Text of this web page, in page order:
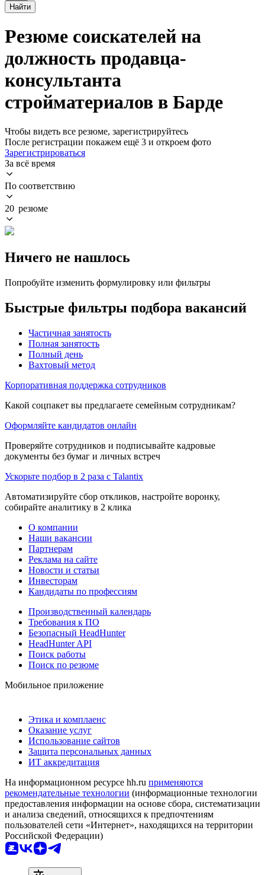
Найти
Резюме соискателей на
должность продавца-
консультанта
стройматериалов в Барде
Чтобы видеть все резюме, зарегистрируйтесь
После регистрации покажем ещё 3 и откроем фото
Зарегистрироваться
За всё время
По соответствию
20 резюме
Ничего не нашлось
Попробуйте изменить формулировку или фильтры
Быстрые фильтры подбора вакансий
Частичная занятость
Полная занятость
Полный день
Вахтовый метод
Корпоративная поддержка сотрудников
Какой соцпакет вы предлагаете семейным сотрудникам?
Оформляйте кандидатов онлайн
Проверяйте сотрудников и подписывайте кадровые
документы без бумаг и личных встреч
Ускорьте подбор в 2 раза с Talantix
Автоматизируйте сбор откликов, настройте воронку,
собирайте аналитику в 2 клика
О компании
Наши вакансии
Партнерам
Реклама на сайте
Новости и статьи
Инвесторам
Кандидаты по профессиям
Производственный календарь
Требования к ПО
Безопасный HeadHunter
HeadHunter API
Поиск работы
Поиск по резюме
Мобильное приложение
Этика и комплаенс
Оказание услуг
Использование сайтов
Защита персональных данных
ИТ аккредитация
На информационном ресурсе hh.ru применяются
рекомендательные технологии (информационные технологии
предоставления информации на основе сбора, систематизации
и анализа сведений, относящихся к предпочтениям
пользователей сети «Интернет», находящихся на территории
Российской Федерации)